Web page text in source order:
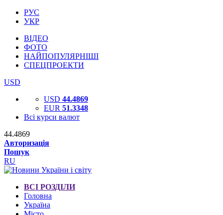
РУС
УКР
ВІДЕО
ФОТО
НАЙПОПУЛЯРНІШІ
СПЕЦПРОЕКТИ
USD
USD 44.4869
EUR 51.3348
Всі курси валют
44.4869
Авторизація
Пошук
RU
ВСІ РОЗДІЛИ
Головна
Україна